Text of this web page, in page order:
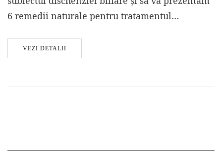
6 remedii naturale pentru tratamentul…
VEZI DETALII